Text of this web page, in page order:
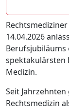
14.04.2026
Berufsjubiläums
spektakulärsten
Medizin.
Seit
Rechtsmedizin